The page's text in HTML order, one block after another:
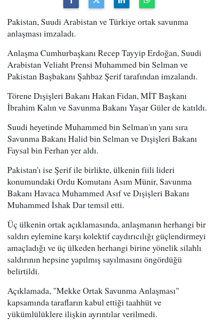
Pakistan, Suudi Arabistan ve Türkiye ortak savunma
anlaşması imzaladı.
Anlaşma Cumhurbaşkanı Recep Tayyip Erdoğan, Suudi
Arabistan Veliaht Prensi Muhammed bin Selman ve
Pakistan Başbakanı Şahbaz Şerif tarafından imzalandı.
Törene Dışişleri Bakanı Hakan Fidan, MİT Başkanı
İbrahim Kalın ve Savunma Bakanı Yaşar Güler de katıldı.
Suudi heyetinde Muhammed bin Selman'ın yanı sıra
Savunma Bakanı Halid bin Selman ve Dışişleri Bakanı
Faysal bin Ferhan yer aldı.
Pakistan'ı ise Şerif ile birlikte, ülkenin fiili lideri
konumundaki Ordu Komutanı Asım Münir, Savunma
Bakanı Havaca Muhammed Asıf ve Dışişleri Bakanı
Muhammed İshak Dar temsil etti.
Üç ülkenin ortak açıklamasında, anlaşmanın herhangi bir
saldırı eylemine karşı kolektif caydırıcılığı güçlendirmeyi
amaçladığı ve üç ülkeden herhangi birine yönelik silahlı
saldırının hepsine yapılmış sayılmasını öngördüğü
belirtildi.
Açıklamada, "Mekke Ortak Savunma Anlaşması"
kapsamında tarafların kabul ettiği taahhüt ve
yükümlülüklere ilişkin ayrıntılar verilmedi.